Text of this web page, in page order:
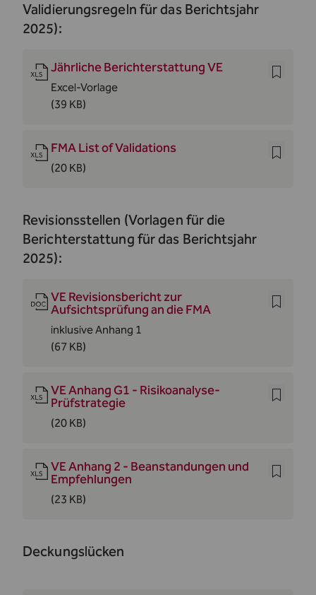
Validierungsregeln für das Berichtsjahr
2025):
Jährliche Berichterstattung VE
Excel-Vorlage
(39 KB)
FMA List of Validations
(20 KB)
Revisionsstellen (Vorlagen für die
Berichterstattung für das Berichtsjahr
2025):
VE Revisionsbericht zur
Aufsichtsprüfung an die FMA
inklusive Anhang 1
(67 KB)
VE Anhang G1 - Risikoanalyse-
Prüfstrategie
(20 KB)
VE Anhang 2 - Beanstandungen und
Empfehlungen
(23 KB)
Deckungslücken